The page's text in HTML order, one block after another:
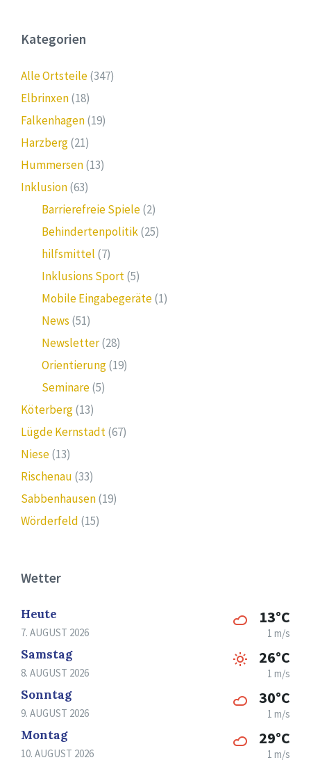
Kategorien
Alle Ortsteile(347)
Elbrinxen(18)
Falkenhagen(19)
Harzberg(21)
Hummersen(13)
Inklusion(63)
Barrierefreie Spiele(2)
Behindertenpolitik(25)
hilfsmittel (7)
Inklusions Sport(5)
Mobile Eingabegeräte(1)
News (51)
Newsletter(28)
Orientierung(19)
Seminare(5)
Köterberg(13)
Lügde Kernstadt(67)
Niese(13)
Rischenau (33)
Sabbenhausen(19)
Wörderfeld (15)
Wetter
Heute
7. AUGUST 2026
13°C
1 m/s
Samstag
8. AUGUST 2026
26°C
1 m/s
Sonntag
9. AUGUST 2026
30°C
1 m/s
Montag
10. AUGUST 2026
29°C
1 m/s